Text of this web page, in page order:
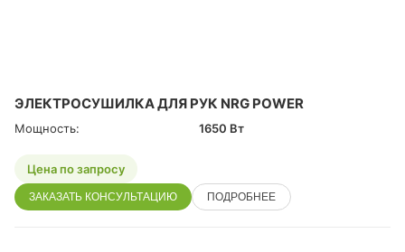
ЭЛЕКТРОСУШИЛКА ДЛЯ РУК NRG POWER
Мощность: 1650 Вт
Цена по запросу
ЗАКАЗАТЬ КОНСУЛЬТАЦИЮ ПОДРОБНЕЕ